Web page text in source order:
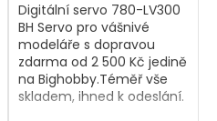
Digitální servo 780-LV300
BH Servo pro vášnivé
modeláře s dopravou
zdarma od 2 500 Kč jedině
na Bighobby.Téměř vše
skladem, ihned k odeslání.